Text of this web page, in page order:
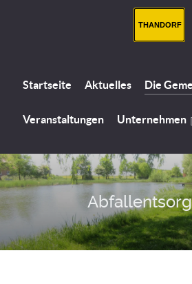
THANDORF
Startseite Aktuelles Die
Veranstaltungen Unternehmen